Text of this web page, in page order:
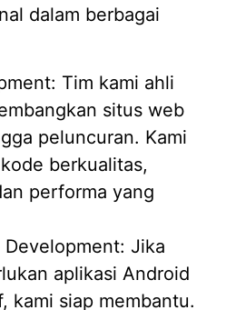
dalam berbagai
Tim kami ahli
situs web
peluncuran. Kami
berkualitas,
performa yang
Jika
aplikasi Android
kami siap membantu.